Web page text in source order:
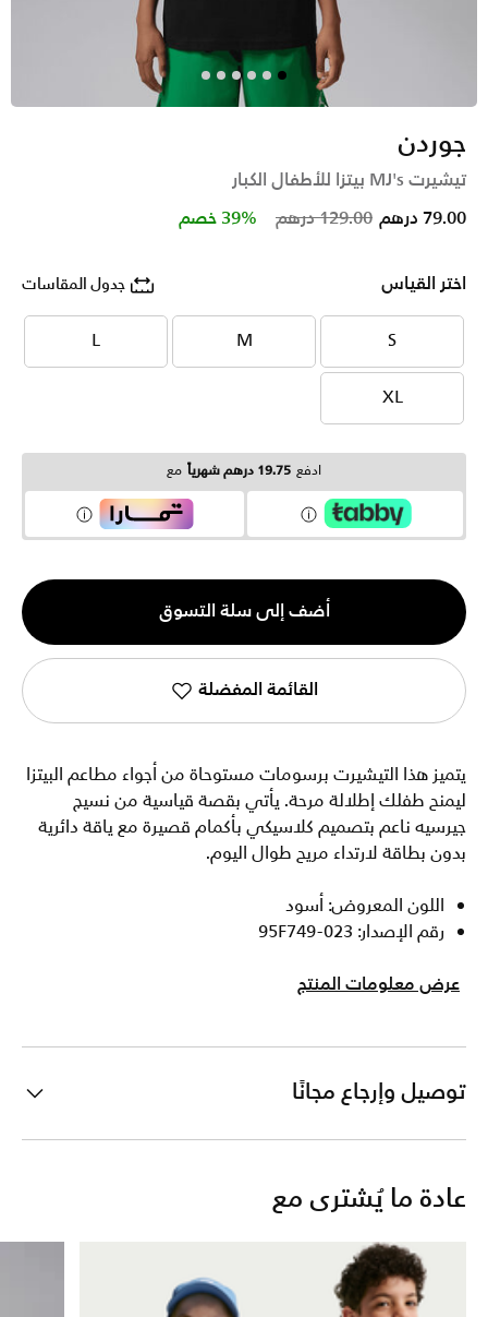
جوردن
تيشيرت MJ's بيتزا للأطفال الكبار
Price reduced from
129.00 درهم to 79.00 درهم 39% خصم
اختر القياس جدول المقاسات
S
S
M
M
L
L
XL
XL
ادفع 19.75 درهم شهرياً مع
الكمية
1
أضف إلى سلة التسوق
القائمة المفضلة
يتميز هذا التيشيرت برسومات مستوحاة من أجواء مطاعم البيتزا
ليمنح طفلك إطلالة مرحة. يأتي بقصة قياسية من نسيج
جيرسيه ناعم بتصميم كلاسيكي بأكمام قصيرة مع ياقة دائرية
بدون بطاقة لارتداء مريح طوال اليوم.
اللون المعروض: أسود
رقم الإصدار: 95F749-023
عرض معلومات المنتج
توصيل وإرجاع مجانًا
عادة ما يُشترى مع